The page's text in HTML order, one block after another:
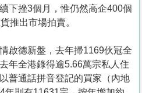
下挫3個月，惟仍然高企400個
推出市場拍賣。
啟德新盤，去年掃1169伙冠全
年全港錄得逾5.66萬宗私人住
普通話拼音登記的買家（內地